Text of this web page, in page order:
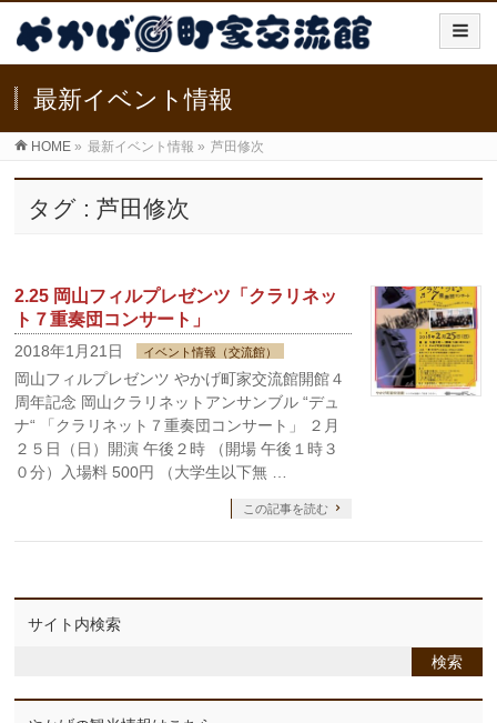
最新イベント情報
HOME » 最新イベント情報 » 芦田修次
タグ : 芦田修次
2.25 岡山フィルプレゼンツ「クラリネッ
ト７重奏団コンサート」
2018年1月21日 イベント情報（交流館）
岡山フィルプレゼンツ やかげ町家交流館開館４
周年記念 岡山クラリネットアンサンブル “デュ
ナ“ 「クラリネット７重奏団コンサート」 ２月
２５日（日）開演 午後２時 （開場 午後１時３
０分）入場料 500円 （大学生以下無 …
この記事を読む
サイト内検索